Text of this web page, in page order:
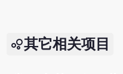
其它相关项目